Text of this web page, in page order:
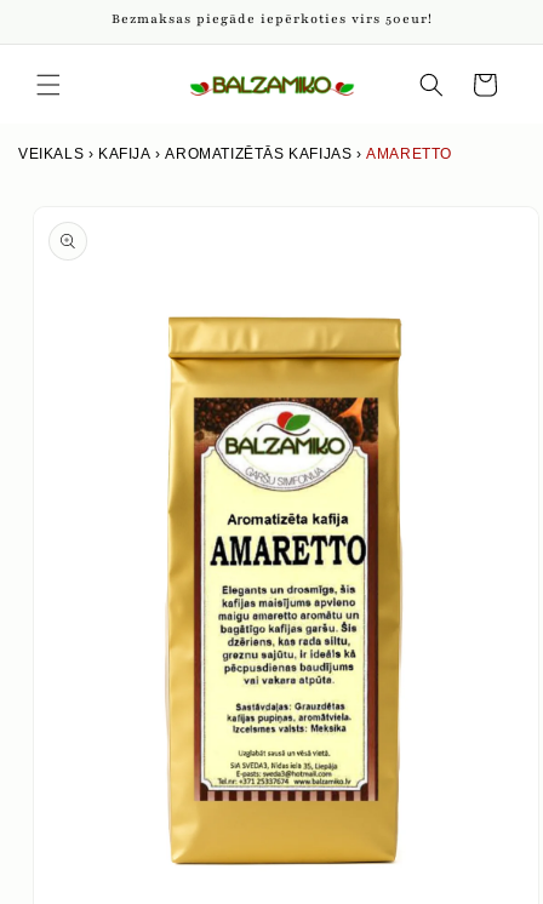
saturu
Bezmaksas piegāde iepērkoties virs 50eur!
grozs
VEIKALS › KAFIJA ›AROMATIZĒTĀS KAFIJAS ›AMARETTO
produkta
informāciju